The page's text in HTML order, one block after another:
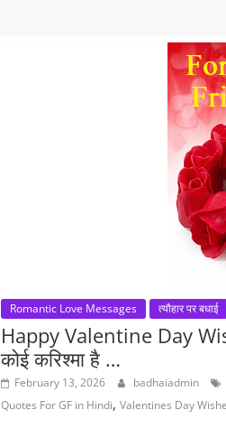
Romantic Love Messages त्यौहार पर बधाई
Happy Valentine Day
कोई करिश्मा है …
February 13, 2026 badhaiadmin
Quotes For GF in Hindi, Valentines Day